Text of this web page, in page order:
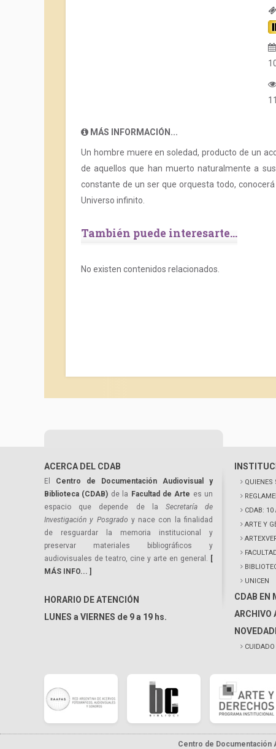
MÁS INFORMACIÓN...
Un hombre muere en soledad, producto de un
de aquellos que han muerto naturalmente a
constante de un ser que orquesta todo,
Universo infinito.
También puede interesarte...
No existen contenidos relacionados.
ACERCA DEL CDAB
El Centro de Documentación Audiovisual y
Biblioteca (CDAB) de la Facultad de Arte es un
espacio que depende de la Secretaría de
Investigación y Posgrado y nace con la finalidad
de resguardar la memoria institucional y
preservar materiales bibliográficos y
audiovisuales de teatro, cine y arte en general. [
MÁS INFO... ]
HORARIO DE ATENCIÓN
LUNES a VIERNES de 9 a 19 hs.
QUIENES
CDAB: 10
ARTE Y
UNICEN
CDAB EN
ARCHIVO
Centro de Documentación